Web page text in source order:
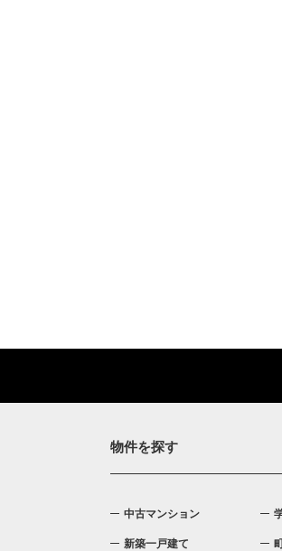
物件を探す
中古マンション
新築一戸建て